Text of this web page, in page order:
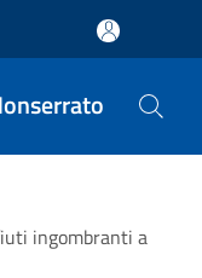
ingombranti a